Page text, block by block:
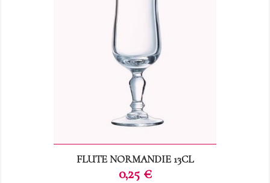
FLUTE NORMANDIE 13CL
Prix
0,25 €